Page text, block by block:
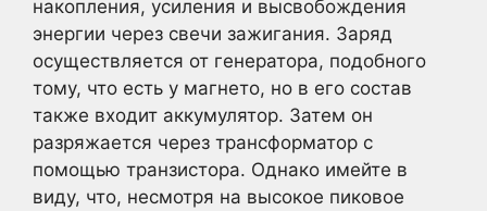
накопления, усиления и высвобождения
энергии через свечи зажигания. Заряд
осуществляется от генератора, подобного
тому, что есть у магнето, но в его состав
также входит аккумулятор. Затем он
разряжается через трансформатор с
помощью транзистора. Однако имейте в
виду, что, несмотря на высокое пиковое